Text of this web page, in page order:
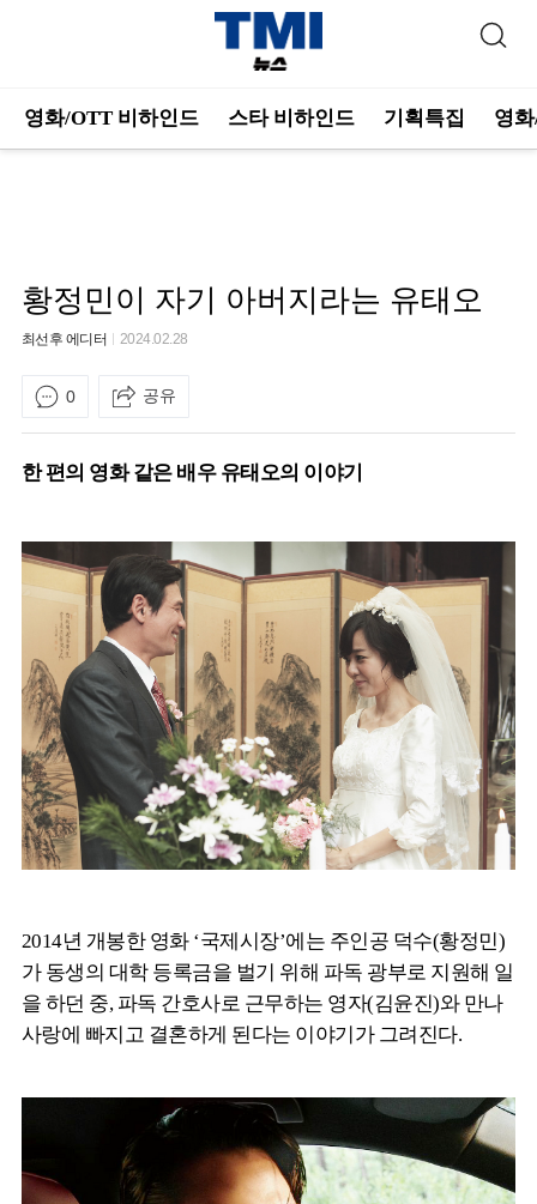
영화/OTT 비하인드 스타 비하인드 기획특집 영
황정민이 자기 아버지라는 유태오
최선후 에디터 2024.02.28
0 공유
한 편의 영화 같은 배우 유태오의 이야기
2014년 개봉한 영화 ‘국제시장’에는 주인공 덕수(황정민)
가 동생의 대학 등록금을 벌기 위해 파독 광부로 지원해 일
을 하던 중, 파독 간호사로 근무하는 영자(김윤진)와 만나
사랑에 빠지고 결혼하게 된다는 이야기가 그려진다.